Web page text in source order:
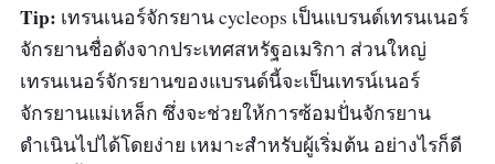
Tip: เทรนเนอร์จักรยาน cycleops เป็นแบรนด์เทรนเนอร์
จักรยานชื่อดังจากประเทศสหรัฐอเมริกา ส่วนใหญ่
เทรนเนอร์จักรยานของแบรนด์นี้จะเป็นเทรน์เนอร์
จักรยานแม่เหล็ก ซึ่งจะช่วยให้การซ้อมปั่นจักรยาน
ดำเนินไปได้โดยง่าย เหมาะสำหรับผู้เริ่มต้น อย่างไรก็ดี